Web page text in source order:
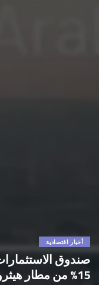
أخبار اقتصادية
صندوق
15% من مطار هيثرو